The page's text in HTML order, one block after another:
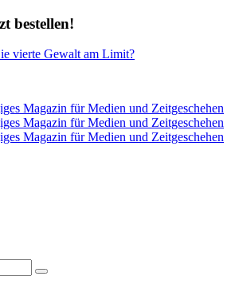
bestellen!